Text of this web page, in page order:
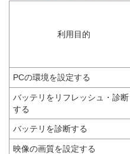
利用目的
PCの環境を設定する
バッテリをリフレッシュ・診断
する
バッテリを診断する
映像の画質を設定する